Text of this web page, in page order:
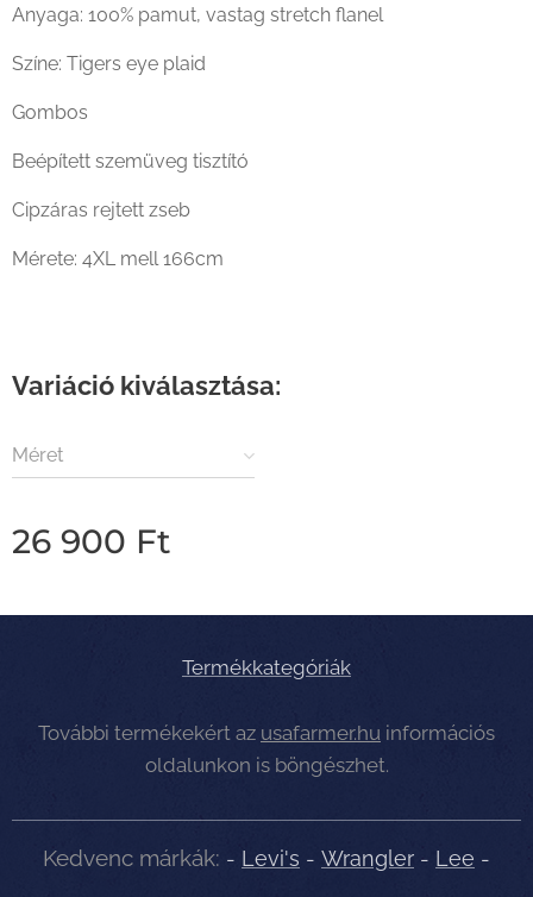
Ariat Rebar Dura stretch Work Shirt kockás flanel ing
Anyaga: 100% pamut, vastag stretch flanel
Színe: Tigers eye plaid
Gombos
Beépített szemüveg tisztító
Cipzáras rejtett zseb
Mérete: 4XL mell 166cm
Variáció kiválasztása:
Méret
26 900 Ft
Termékkategóriák
További termékekért az usafarmer.hu információs
oldalunkon is böngészhet.
Kedvenc márkák: - Levi's - Wrangler - Lee -